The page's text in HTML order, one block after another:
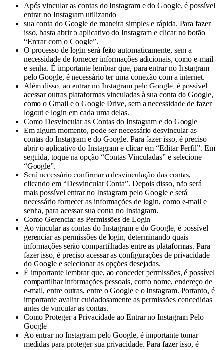
Após vincular as contas do Instagram e do Google, é possível
entrar no Instagram utilizando
sua conta do Google de maneira simples e rápida. Para fazer
isso, basta abrir o aplicativo do Instagram e clicar no botão
“Entrar com o Google”.
O processo de login será feito automaticamente, sem a
necessidade de fornecer informações adicionais, como e-mail
e senha. É importante lembrar que, para entrar no Instagram
pelo Google, é necessário ter uma conexão com a internet.
Além disso, ao entrar no Instagram pelo Google, é possível
acessar outras plataformas vinculadas à sua conta do Google,
como o Gmail e o Google Drive, sem a necessidade de fazer
logout e login em cada uma delas.
Como Desvincular as Contas do Instagram e do Google
Em algum momento, pode ser necessário desvincular as
contas do Instagram e do Google. Para fazer isso, é preciso
abrir o aplicativo do Instagram e clicar em “Editar Perfil”. Em
seguida, toque na opção “Contas Vinculadas” e selecione
“Google”.
Será necessário confirmar a desvinculação das contas,
clicando em “Desvincular Conta”. Depois disso, não será
mais possível entrar no Instagram pelo Google e será
necessário fornecer as informações de login, como e-mail e
senha, para acessar sua conta no Instagram.
Como Gerenciar as Permissões de Login
Ao vincular as contas do Instagram e do Google, é possível
gerenciar as permissões de login, determinando quais
informações serão compartilhadas entre as plataformas. Para
fazer isso, é preciso acessar as configurações de privacidade
do Google e selecionar as opções desejadas.
É importante lembrar que, ao conceder permissões, é possível
compartilhar informações pessoais, como nome, endereço de
e-mail, entre outras, entre o Google e o Instagram. Portanto, é
importante avaliar cuidadosamente as permissões concedidas
antes de vincular as contas.
Como Proteger a Privacidade ao Entrar no Instagram Pelo
Google
Ao entrar no Instagram pelo Google, é importante tomar
medidas para proteger sua privacidade. Para fazer isso, é